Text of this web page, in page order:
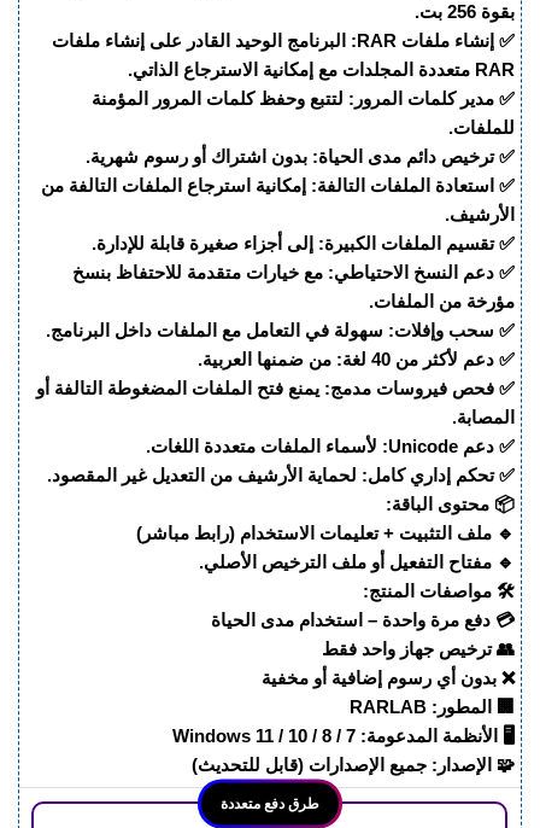
بقوة 256 بت.
✅ إنشاء ملفات RAR: البرنامج الوحيد القادر على إنشاء ملفات
RAR متعددة المجلدات مع إمكانية الاسترجاع الذاتي.
✅ مدير كلمات المرور: لتتبع وحفظ كلمات المرور المؤمنة
للملفات.
✅ ترخيص دائم مدى الحياة: بدون اشتراك أو رسوم شهرية.
✅ استعادة الملفات التالفة: إمكانية استرجاع الملفات التالفة من
الأرشيف.
✅ تقسيم الملفات الكبيرة: إلى أجزاء صغيرة قابلة للإدارة.
✅ دعم النسخ الاحتياطي: مع خيارات متقدمة للاحتفاظ بنسخ
مؤرخة من الملفات.
✅ سحب وإفلات: سهولة في التعامل مع الملفات داخل البرنامج.
✅ دعم لأكثر من 40 لغة: من ضمنها العربية.
✅ فحص فيروسات مدمج: يمنع فتح الملفات المضغوطة التالفة أو
المصابة.
✅ دعم Unicode: لأسماء الملفات متعددة اللغات.
✅ تحكم إداري كامل: لحماية الأرشيف من التعديل غير المقصود.
📦 محتوى الباقة:
🔹 ملف التثبيت + تعليمات الاستخدام (رابط مباشر)
🔹 مفتاح التفعيل أو ملف الترخيص الأصلي.
🛠 مواصفات المنتج:
💳 دفع مرة واحدة – استخدام مدى الحياة
👥 ترخيص جهاز واحد فقط
❌ بدون أي رسوم إضافية أو مخفية
🏢 المطور: RARLAB
🖥️ الأنظمة المدعومة: Windows 11 / 10 / 8 / 7
🧩 الإصدار: جميع الإصدارات (قابل للتحديث)
طرق دفع متعددة